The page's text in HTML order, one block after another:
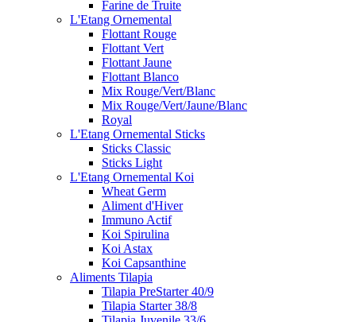
Farine de Truite
L'Etang Ornemental
Flottant Rouge
Flottant Vert
Flottant Jaune
Flottant Blanco
Mix Rouge/Vert/Blanc
Mix Rouge/Vert/Jaune/Blanc
Royal
L'Etang Ornemental Sticks
Sticks Classic
Sticks Light
L'Etang Ornemental Koi
Wheat Germ
Aliment d'Hiver
Immuno Actif
Koi Spirulina
Koi Astax
Koi Capsanthine
Aliments Tilapia
Tilapia PreStarter 40/9
Tilapia Starter 38/8